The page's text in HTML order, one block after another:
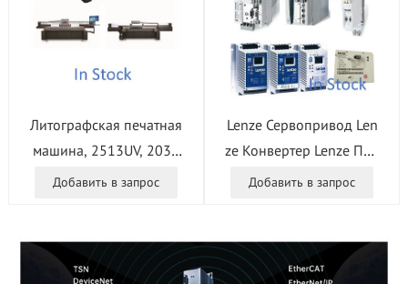
AF/SF
Литографская печатная
машина, 2513UV, 2036
UV, 3625UV, намотка 20
Добавить в запрос
Lenze Сервопривод Len
ze Конвертер Lenze Пре
образователь частоты L
Добавить в запрос